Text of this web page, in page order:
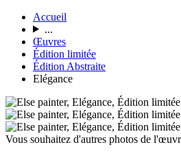
Accueil
...
Œuvres
Édition limitée
Édition Abstraite
Elégance
Vous souhaitez d'autres photos de